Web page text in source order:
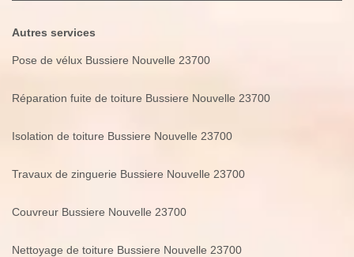
Autres services
Pose de vélux Bussiere Nouvelle 23700
Réparation fuite de toiture Bussiere Nouvelle 23700
Isolation de toiture Bussiere Nouvelle 23700
Travaux de zinguerie Bussiere Nouvelle 23700
Couvreur Bussiere Nouvelle 23700
Nettoyage de toiture Bussiere Nouvelle 23700